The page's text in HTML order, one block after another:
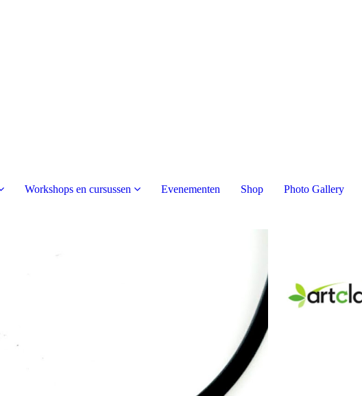
Workshops en cursussen Evenementen Shop Photo Gallery